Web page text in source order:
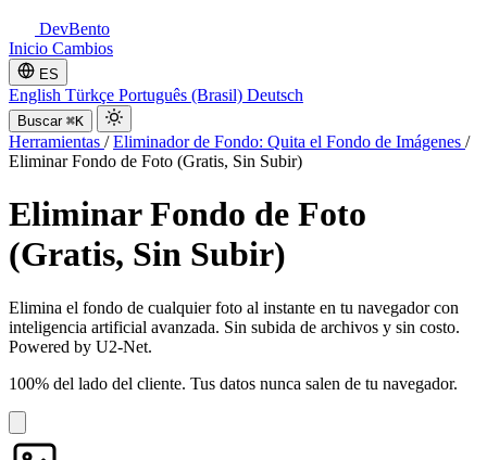
DevBento
Inicio Cambios
ES
English Türkçe Português (Brasil) Deutsch
Buscar ⌘K
Herramientas / Eliminador de Fondo: Quita el Fondo de Imágenes /
Eliminar Fondo de Foto (Gratis, Sin Subir)
Eliminar Fondo de Foto
(Gratis, Sin Subir)
Elimina el fondo de cualquier foto al instante en tu navegador con
inteligencia artificial avanzada. Sin subida de archivos y sin costo.
Powered by U2-Net.
100% del lado del cliente. Tus datos nunca salen de tu navegador.